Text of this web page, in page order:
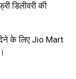
डिलीवरी की
के लिए Jio Mart